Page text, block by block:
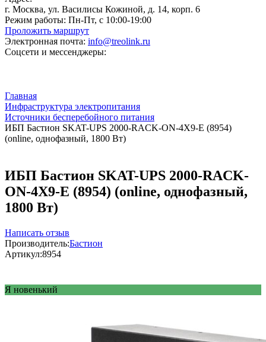
г. Москва, ул. Василисы Кожиной, д. 14, корп. 6
Режим работы: Пн-Пт, с 10:00-19:00
Проложить маршрут
Электронная почта: info@treolink.ru
Соцсети и мессенджеры:
Главная
Инфраструктура электропитания
Источники бесперебойного питания
ИБП Бастион SKAT-UPS 2000-RACK-ON-4X9-E (8954)
(online, однофазный, 1800 Вт)
ИБП Бастион SKAT-UPS 2000-RACK-
ON-4X9-E (8954) (online, однофазный,
1800 Вт)
Написать отзыв
Производитель:Бастион
Артикул:8954
Я новенький